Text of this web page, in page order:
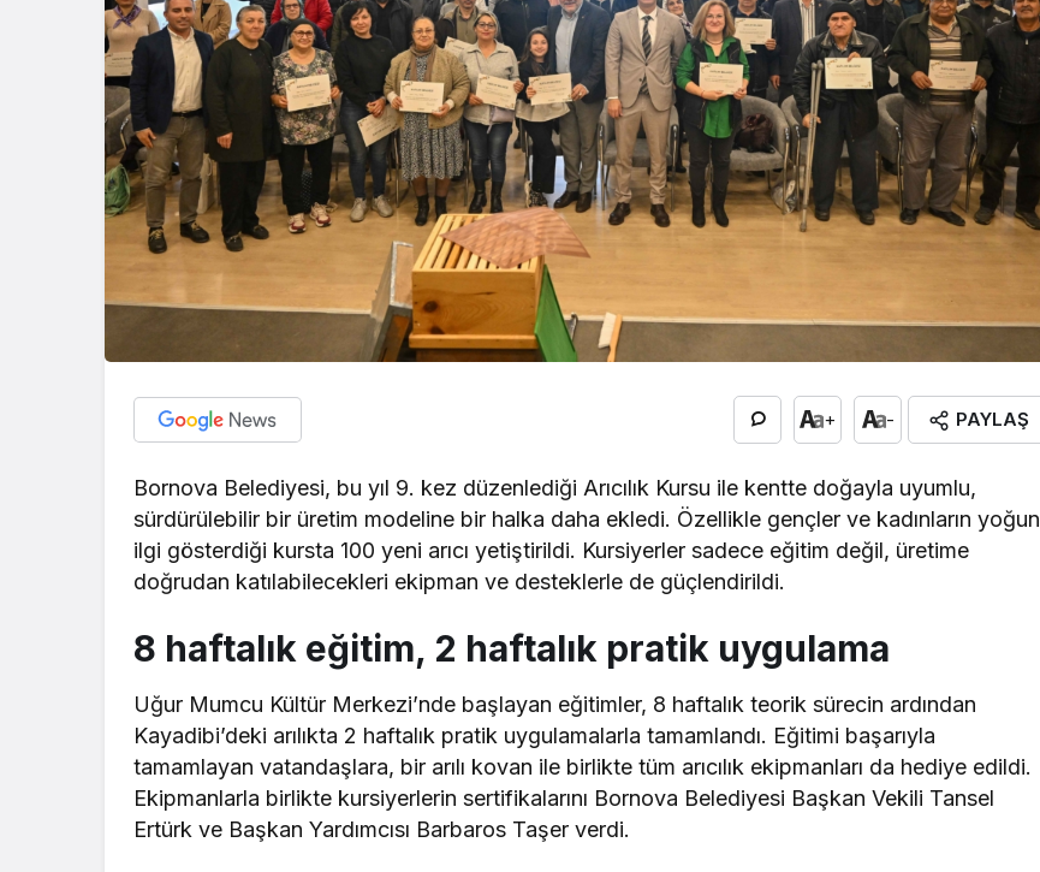
+ - PAYLAŞ
Bornova Belediyesi, bu yıl 9. kez düzenlediği Arıcılık Kursu ile kentte doğayla uyumlu,
sürdürülebilir bir üretim modeline bir halka daha ekledi. Özellikle gençler ve kadınların yoğun
ilgi gösterdiği kursta 100 yeni arıcı yetiştirildi. Kursiyerler sadece eğitim değil, üretime
doğrudan katılabilecekleri ekipman ve desteklerle de güçlendirildi.
8 haftalık eğitim, 2 haftalık pratik uygulama
Uğur Mumcu Kültür Merkezi’nde başlayan eğitimler, 8 haftalık teorik sürecin ardından
Kayadibi’deki arılıkta 2 haftalık pratik uygulamalarla tamamlandı. Eğitimi başarıyla
tamamlayan vatandaşlara, bir arılı kovan ile birlikte tüm arıcılık ekipmanları da hediye edildi.
Ekipmanlarla birlikte kursiyerlerin sertifikalarını Bornova Belediyesi Başkan Vekili Tansel
Ertürk ve Başkan Yardımcısı Barbaros Taşer verdi.